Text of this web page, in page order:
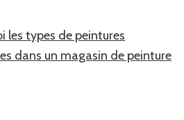
les types de peintures
dans un magasin de peinture